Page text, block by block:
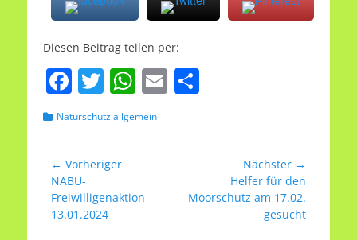
Diesen Beitrag teilen per:
F
a
c
e
b
o
T
w
itt
er
W
h
at
p
E
m
Kategorien
Naturschutz allgemein
Beitragsnavigation
← Vorheriger
Vorheriger
Beitrag:
NABU-
Freiwilligenaktion
13.01.2024
Nächster →
Beitrag:
Helfer für den
Moorschutz am 17.02.
gesucht